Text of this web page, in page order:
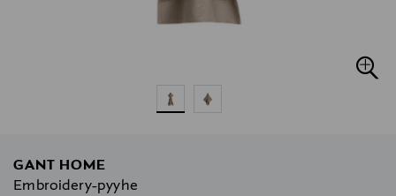
GANT HOME
Embroidery-pyyhe